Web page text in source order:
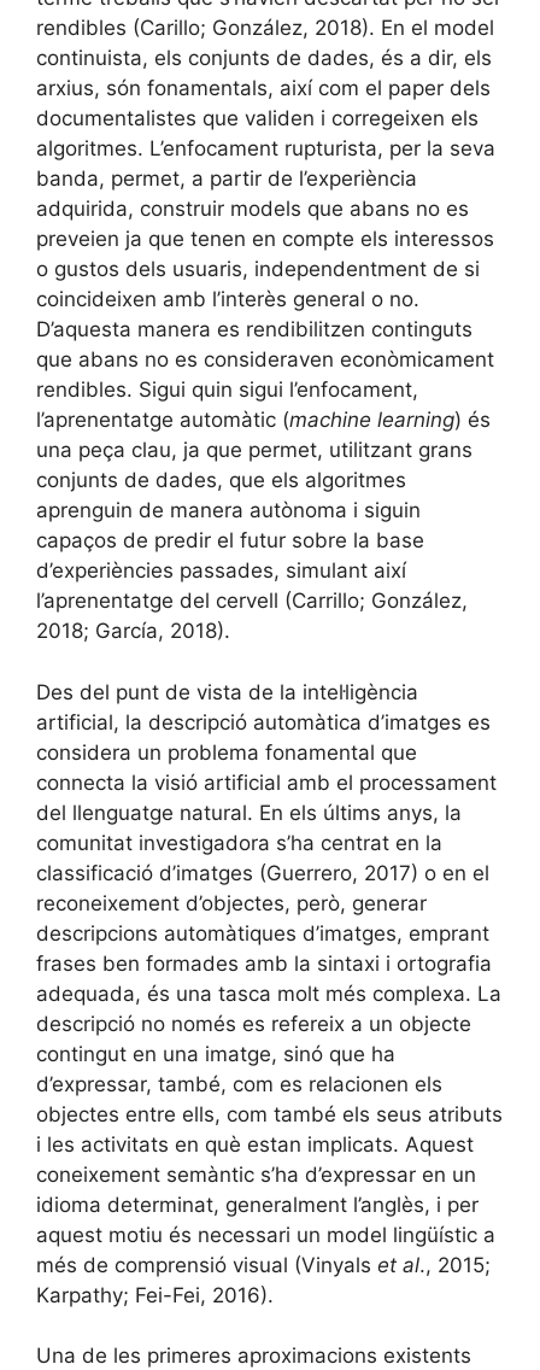
rendibles (Carillo; González, 2018). En el model
continuista, els conjunts de dades, és a dir, els
arxius, són fonamentals, així com el paper dels
documentalistes que validen i corregeixen els
algoritmes. L’enfocament rupturista, per la seva
banda, permet, a partir de l’experiència
adquirida, construir models que abans no es
preveien ja que tenen en compte els interessos
o gustos dels usuaris, independentment de si
coincideixen amb l’interès general o no.
D’aquesta manera es rendibilitzen continguts
que abans no es consideraven econòmicament
rendibles. Sigui quin sigui l’enfocament,
l’aprenentatge automàtic (machine learning) és
una peça clau, ja que permet, utilitzant grans
conjunts de dades, que els algoritmes
aprenguin de manera autònoma i siguin
capaços de predir el futur sobre la base
d’experiències passades, simulant així
l’aprenentatge del cervell (Carrillo; González,
2018; García, 2018).
Des del punt de vista de la intel·ligència
artificial, la descripció automàtica d’imatges es
considera un problema fonamental que
connecta la visió artificial amb el processament
del llenguatge natural. En els últims anys, la
comunitat investigadora s’ha centrat en la
classificació d’imatges (Guerrero, 2017) o en el
reconeixement d’objectes, però, generar
descripcions automàtiques d’imatges, emprant
frases ben formades amb la sintaxi i ortografia
adequada, és una tasca molt més complexa. La
descripció no només es refereix a un objecte
contingut en una imatge, sinó que ha
d’expressar, també, com es relacionen els
objectes entre ells, com també els seus atributs
i les activitats en què estan implicats. Aquest
coneixement semàntic s’ha d’expressar en un
idioma determinat, generalment l’anglès, i per
aquest motiu és necessari un model lingüístic a
més de comprensió visual (Vinyals et al., 2015;
Karpathy; Fei-Fei, 2016).
Una de les primeres aproximacions existents